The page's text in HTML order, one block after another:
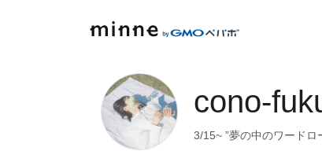
cono-
3/15~ ”夢の中のワードロ